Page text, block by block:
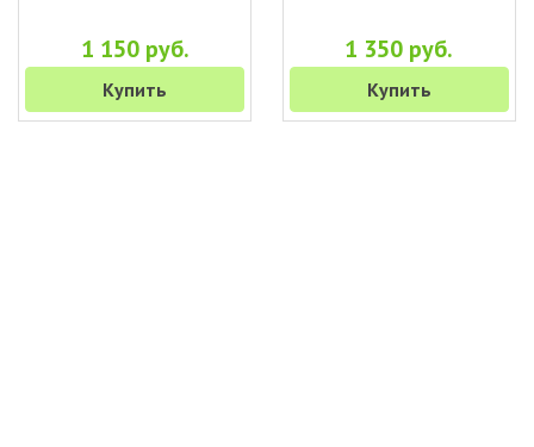
1 150 руб.
Купить
1 350 руб.
Купить